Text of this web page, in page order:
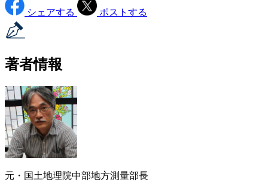
シェアする ポストする
著者情報
元・国土地理院中部地方測量部長